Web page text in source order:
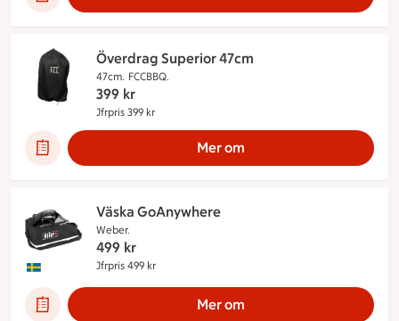
Överdrag Superior 47cm
47cm. FCCBBQ.
399 kr
Jfrpris 399 kr
Mer om
Denna produkt innehåller följande märkningar:
Väska GoAnywhere
Weber.
499 kr
Jfrpris 499 kr
Mer om